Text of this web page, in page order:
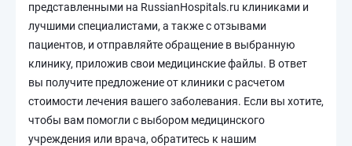
представленными на RussianHospitals.ru клиниками и
лучшими специалистами, а также с отзывами
пациентов, и отправляйте обращение в выбранную
клинику, приложив свои медицинские файлы. В ответ
вы получите предложение от клиники с расчетом
стоимости лечения вашего заболевания. Если вы хотите,
чтобы вам помогли с выбором медицинского
учреждения или врача, обратитесь к нашим